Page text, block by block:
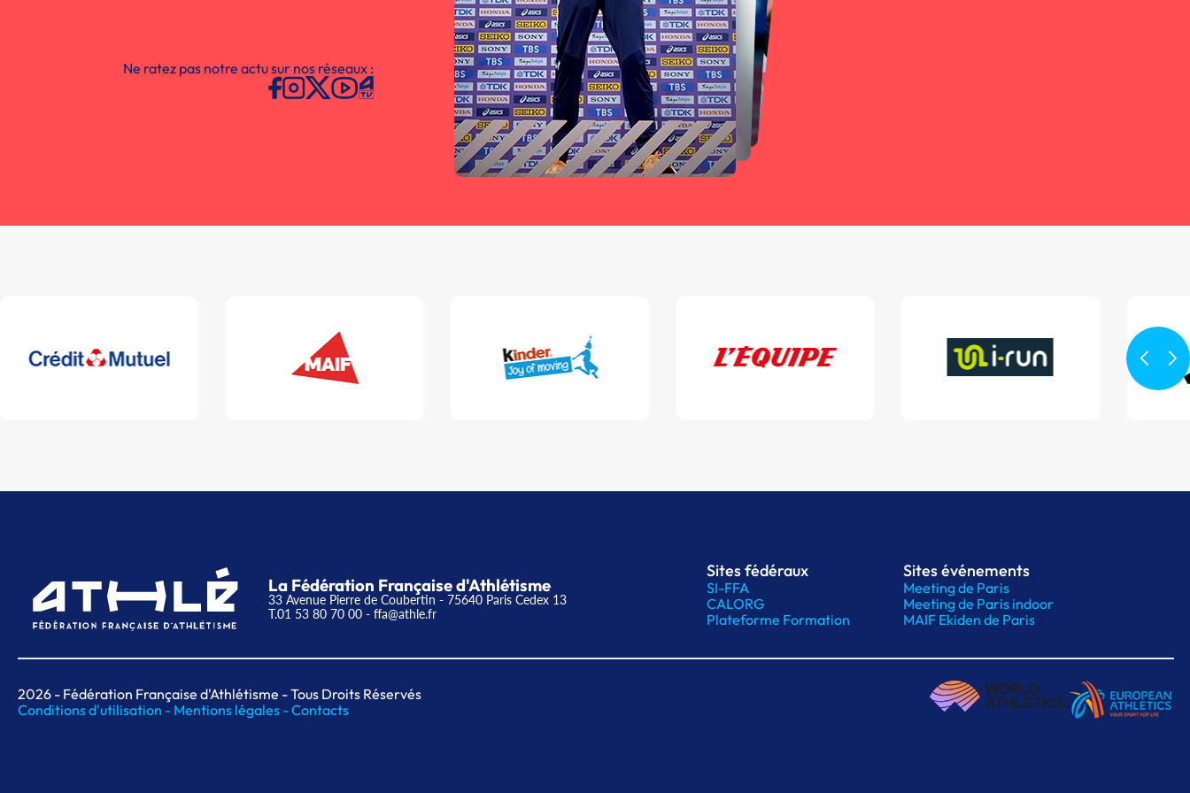
Ne ratez pas notre actu sur nos réseaux :
La Fédération Française d'Athlétisme
33 Avenue Pierre de Coubertin - 75640 Paris Cedex 13
T.01 53 80 70 00 - ffa@athle.fr
Sites fédéraux
SI-FFA
CALORG
Plateforme Formation
Sites événements
Meeting de Paris
Meeting de Paris indoor
MAIF Ekiden de Paris
2026 - Fédération Française d'Athlétisme - Tous Droits Réservés
Conditions d'utilisation - Mentions légales -Contacts